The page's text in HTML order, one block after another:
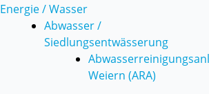
Energie / Wasser
Abwasser /
Siedlungsentwässerung
Weiern (ARA)